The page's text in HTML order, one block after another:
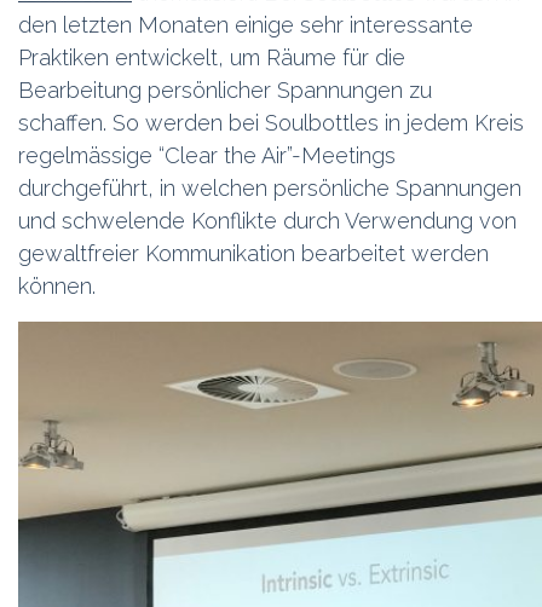
den letzten Monaten einige sehr interessante
Praktiken entwickelt, um Räume für die
Bearbeitung persönlicher Spannungen zu
schaffen. So werden bei Soulbottles in jedem Kreis
regelmässige “Clear the Air”-Meetings
durchgeführt, in welchen persönliche Spannungen
und schwelende Konflikte durch Verwendung von
gewaltfreier Kommunikation bearbeitet werden
können.